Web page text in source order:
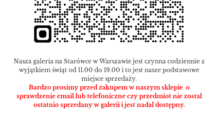
Nasza galeria na Starówce w Warszawie jest czynna codziennie z
wyjątkiem świąt od 11.00 do 19.00 i to jest nasze podstawowe
miejsce sprzedaży.
Bardzo prosimy przed zakupem w naszym sklepie o
sprawdzenie email lub telefoniczne czy przedmiot nie został
ostatnio sprzedany w galerii i jest nadal dostępny.